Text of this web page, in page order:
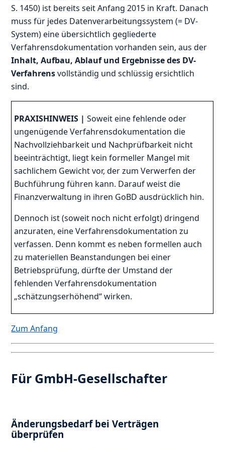
S. 1450) ist bereits seit Anfang 2015 in Kraft. Danach
muss für jedes Datenverarbeitungssystem (= DV-
System) eine übersichtlich gegliederte
Verfahrensdokumentation vorhanden sein, aus der
Inhalt, Aufbau, Ablauf und Ergebnisse des DV-
Verfahrensvollständig und schlüssig ersichtlich
sind.
PRAXISHINWEIS |Soweit eine fehlende oder
ungenügende Verfahrensdokumentation die
Nachvollziehbarkeit und Nachprüfbarkeit nicht
beeinträchtigt, liegt kein formeller Mangel mit
sachlichem Gewicht vor, der zum Verwerfen der
Buchführung führen kann. Darauf weist die
Finanzverwaltung in ihren GoBD ausdrücklich hin.
Dennoch ist (soweit noch nicht erfolgt) dringend
anzuraten, eine Verfahrensdokumentation zu
verfassen. Denn kommt es neben formellen auch
zu materiellen Beanstandungen bei einer
Betriebsprüfung, dürfte der Umstand der
fehlenden Verfahrensdokumentation
„schätzungserhöhend“ wirken.
Zum Anfang
Für GmbH-Gesellschafter
Änderungsbedarf bei Verträgen
überprüfen